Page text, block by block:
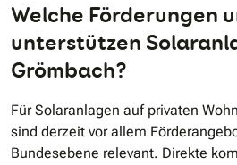
Welche Förderungen
unterstützen
Grömbach?
Für Solaranlagen auf privaten
sind derzeit vor allem
Bundesebene relevant. Direkte